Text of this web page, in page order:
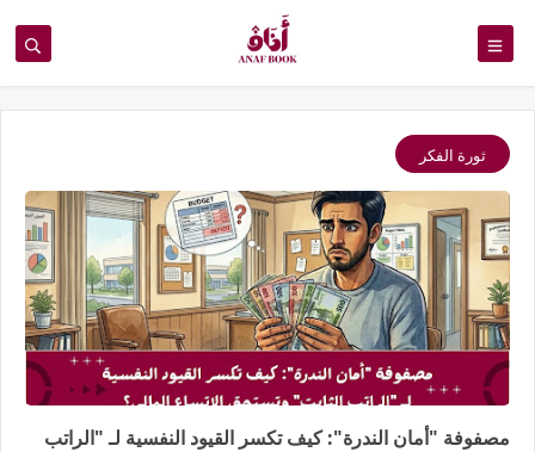
ثورة الفكر
مصفوفة "أمان الندرة": كيف تكسر القيود النفسية لـ "الراتب